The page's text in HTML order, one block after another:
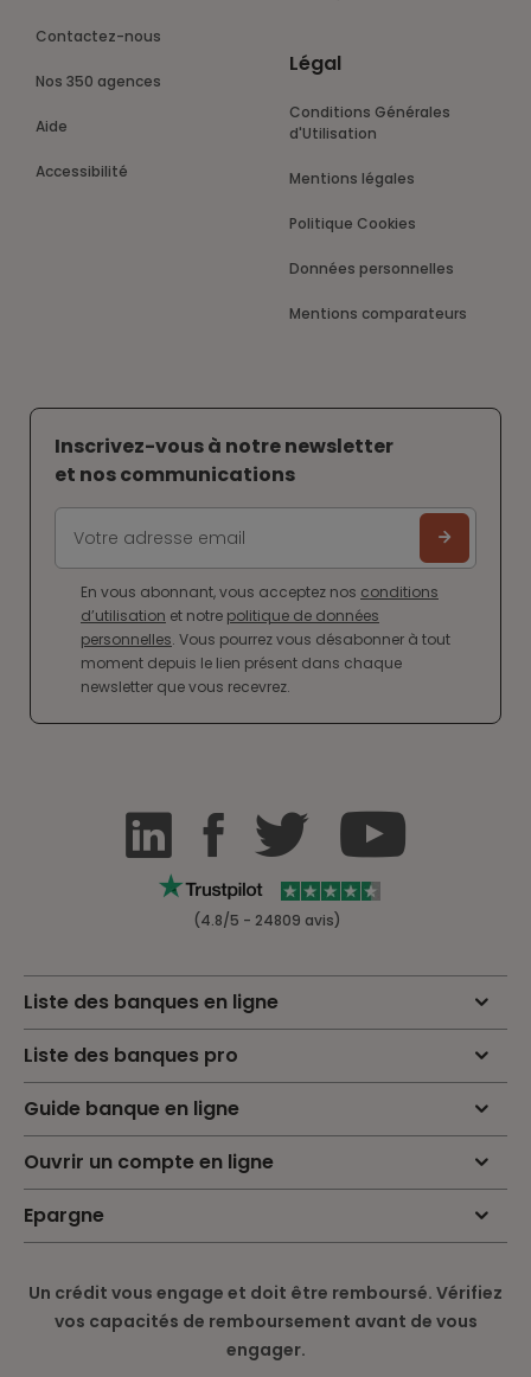
Contactez-nous
Nos 350 agences
Aide
Accessibilité
Légal
Conditions Générales
d'Utilisation
Mentions légales
Politique Cookies
Données personnelles
Mentions comparateurs
Inscrivez-vous à notre newsletter
et nos communications
En vous abonnant, vous acceptez nos conditions
d’utilisation et notre politique de données
personnelles. Vous pourrez vous désabonner à tout
moment depuis le lien présent dans chaque
newsletter que vous recevrez.
(4.8/5 - 24809 avis)
Liste des banques en ligne
Liste des banques pro
Guide banque en ligne
Ouvrir un compte en ligne
Epargne
Un crédit vous engage et doit être remboursé. Vérifiez
vos capacités de remboursement avant de vous
engager.